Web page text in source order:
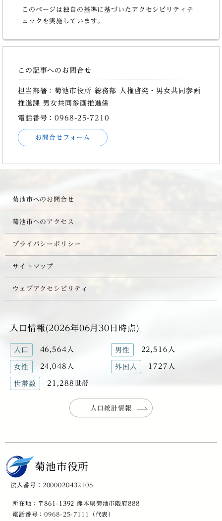
このページは独自の基準に基づいたアクセシビリティチ
ェックを実施しています。
この記事へのお問合せ
担当部署：菊池市役所 総務部 人権啓発・男女共同参画
推進課 男女共同参画推進係
電話番号：0968-25-7210
お問合せフォーム
菊池市へのお問合せ
菊池市へのアクセス
プライバシーポリシー
サイトマップ
ウェブアクセシビリティ
人口情報(2026年06月30日時点)
人口 46,564人 男性 22,516人
女性 24,048人 外国人 1727人
世帯数 21,288世帯
人口統計情報
菊池市役所
法人番号：2000020432105
所在地：〒861-1392 熊本県菊池市隈府888
電話番号：0968-25-7111 （代表）